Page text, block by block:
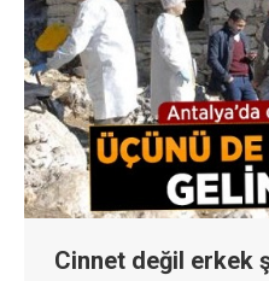
Cinnet değil erkek